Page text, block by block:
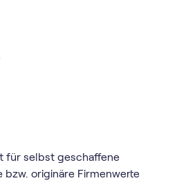
für selbst geschaffene
bzw. originäre Firmenwerte